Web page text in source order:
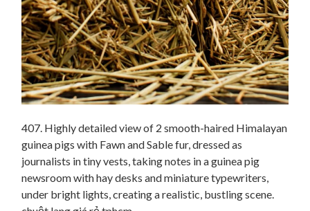
407. Highly detailed view of 2 smooth-haired Himalayan
guinea pigs with Fawn and Sable fur, dressed as
journalists in tiny vests, taking notes in a guinea pig
newsroom with hay desks and miniature typewriters,
under bright lights, creating a realistic, bustling scene.